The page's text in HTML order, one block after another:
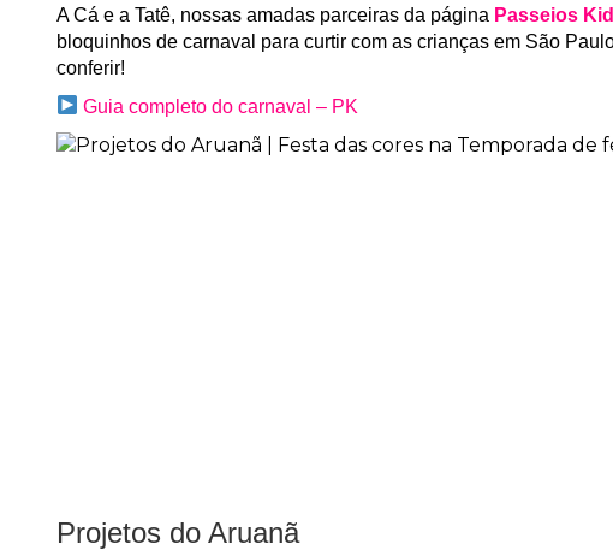
A Cá e a Tatê, nossas amadas parceiras da página Passeios
bloquinhos de carnaval para curtir com as crianças em São
conferir!
Guia completo do carnaval – PK
Projetos do Aruanã